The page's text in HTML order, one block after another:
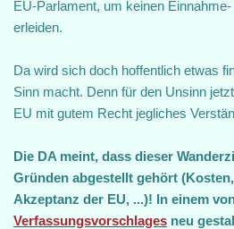
EU-Parlament, um keinen
erleiden.
Da wird sich doch hoffentlich etwas
Sinn macht. Denn für den Unsinn
EU mit gutem Recht jegliches
Die DA meint, dass dieser
Gründen abgestellt gehört
Akzeptanz der EU, ...)! In einem
Verfassungsvorschlages neu